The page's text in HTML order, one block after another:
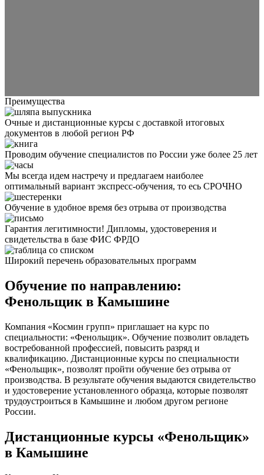
Преимущества
Очные и дистанционные курсы с доставкой итоговых
документов в любой регион РФ
Проводим обучение специалистов по России уже более 25 лет
Мы всегда идем настречу и предлагаем наиболее
оптимальный вариант экспресс-обучения, то есь СРОЧНО
Обучение в удобное время без отрыва от производства
Гарантия легитимности! Дипломы, удостоверения и
свидетельства в базе ФИС ФРДО
Широкий перечень образовательных программ
Обучение по направлению:
Фенольщик в Камышине
Компания «Космин групп» приглашает на курс по
специальности: «Фенольщик». Обучение позволит овладеть
востребованной профессией, повысить разряд и
квалификацию. Дистанционные курсы по специальности
«Фенольщик», позволят пройти обучение без отрыва от
производства. В результате обучения выдаются свидетельство
и удостоверение установленного образца, которые позволят
трудоустроиться в Камышине и любом другом регионе
России.
Дистанционные курсы «Фенольщик»
в Камышине